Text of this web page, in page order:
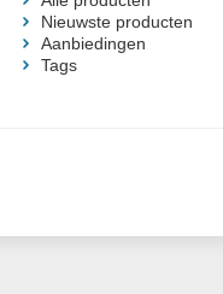
Nieuwste producten
Aanbiedingen
Tags